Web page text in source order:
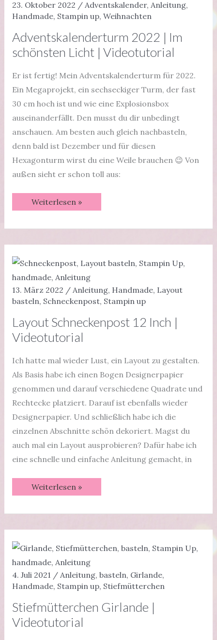
23. Oktober 2022 / Adventskalender, Anleitung,
Handmade, Stampin up, Weihnachten
Adventskalenderturm 2022 | Im
schönsten Licht | Videotutorial
Er ist fertig! Mein Adventskalenderturm für 2022.
Ein Megaprojekt, ein sechseckiger Turm, der fast
30 cm hoch ist und wie eine Explosionsbox
auseinanderfällt. Den musst du dir unbedingt
anschauen. Am besten auch gleich nachbasteln,
denn bald ist Dezember und für diesen
Hexagonturm wirst du eine Weile brauchen 😉 Von
außen sieht er schon toll aus:
Adventskalenderturm
2022
Weiterlesen »
13. März 2022 / Anleitung, Handmade, Layout
basteln, Schneckenpost, Stampin up
Layout Schneckenpost 12 Inch |
Videotutorial
Ich hatte mal wieder Lust, ein Layout zu gestalten.
Als Basis habe ich einen Bogen Designerpapier
genommen und darauf verschiedene Quadrate und
Rechtecke platziert. Darauf ist ebenfalls wieder
Designerpapier. Und schließlich habe ich die
einzelnen Abschnitte schön dekoriert. Magst du
auch mal ein Layout ausprobieren? Dafür habe ich
eine schnelle und einfache Anleitung gemacht, in
Layout
Schneckenpost
Weiterlesen »
4. Juli 2021 / Anleitung, basteln, Girlande,
Handmade, Stampin up, Stiefmütterchen
Stiefmütterchen Girlande |
Videotutorial